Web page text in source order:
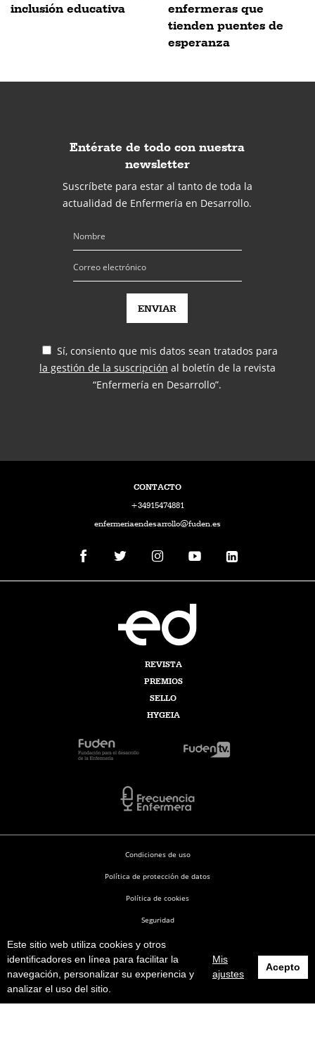
Este sitio web utiliza cookies y otros
identificadores en línea para facilitar la
navegación, personalizar su experiencia y
analizar el uso del sitio.
Mis
ajustes
Acepto
inclusión educativa
enfermeras que
tienden puentes de
esperanza
Entérate de todo con nuestra
newsletter
Suscríbete para estar al tanto de toda la
actualidad de Enfermería en Desarrollo.
Sí, consiento que mis datos sean tratados para
la gestión de la suscripción al boletín de la revista
“Enfermería en Desarrollo”.
CONTACTO
+34915474881
enfermeriaendesarrollo@fuden.es
REVISTA
PREMIOS
SELLO
HYGEIA
Enfermería en Desarrollo © 2026
Condiciones de uso
Política de protección de datos
Política de cookies
Seguridad